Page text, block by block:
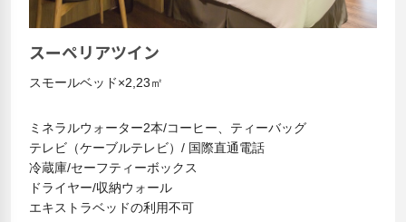
スーペリアツイン
スモールベッド×2,23㎡
ミネラルウォーター2本/コーヒー、ティーバッグ
テレビ（ケーブルテレビ）/ 国際直通電話
冷蔵庫/セーフティーボックス
ドライヤー/収納ウォール
エキストラベッドの利用不可